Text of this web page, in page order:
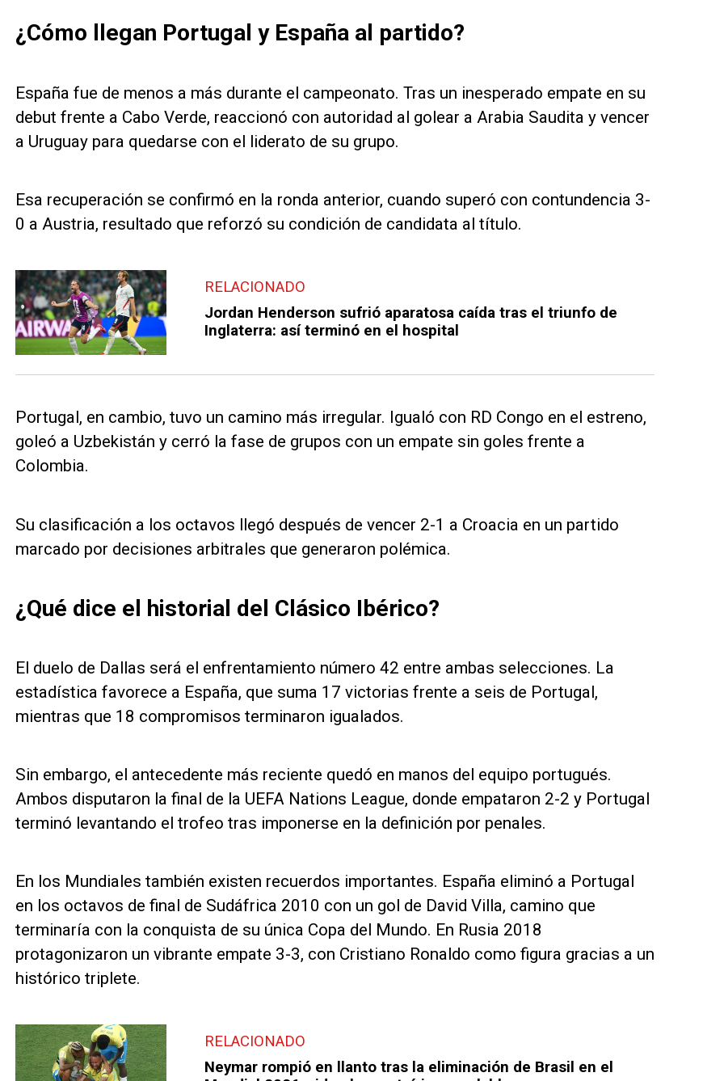
¿Cómo llegan Portugal y España al partido?
España fue de menos a más durante el campeonato. Tras un inesperado empate en su
debut frente a Cabo Verde, reaccionó con autoridad al golear a Arabia Saudita y vencer
a Uruguay para quedarse con el liderato de su grupo.
Esa recuperación se confirmó en la ronda anterior, cuando superó con contundencia 3-
0 a Austria, resultado que reforzó su condición de candidata al título.
RELACIONADO
Jordan Henderson sufrió aparatosa caída tras el triunfo de
Inglaterra: así terminó en el hospital
Portugal, en cambio, tuvo un camino más irregular. Igualó con RD Congo en el estreno,
goleó a Uzbekistán y cerró la fase de grupos con un empate sin goles frente a
Colombia.
Su clasificación a los octavos llegó después de vencer 2-1 a Croacia en un partido
marcado por decisiones arbitrales que generaron polémica.
¿Qué dice el historial del Clásico Ibérico?
El duelo de Dallas será el enfrentamiento número 42 entre ambas selecciones. La
estadística favorece a España, que suma 17 victorias frente a seis de Portugal,
mientras que 18 compromisos terminaron igualados.
Sin embargo, el antecedente más reciente quedó en manos del equipo portugués.
Ambos disputaron la final de la UEFA Nations League, donde empataron 2-2 y Portugal
terminó levantando el trofeo tras imponerse en la definición por penales.
En los Mundiales también existen recuerdos importantes. España eliminó a Portugal
en los octavos de final de Sudáfrica 2010 con un gol de David Villa, camino que
terminaría con la conquista de su única Copa del Mundo. En Rusia 2018
protagonizaron un vibrante empate 3-3, con Cristiano Ronaldo como figura gracias a un
histórico triplete.
RELACIONADO
Neymar rompió en llanto tras la eliminación de Brasil en el